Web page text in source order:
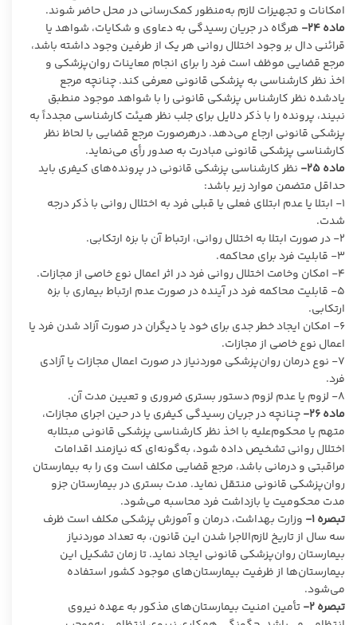
امکانات و تجهیزات لازم به‌منظور کمک‌رسانی در محل حاضر شوند.
ماده۲۴- هرگاه در جریان رسیدگی به دعاوی و شکایات، شواهد یا
قرائنی دال بر وجود اختلال روانی هر یک از طرفین وجود داشته باشد،
مرجع قضایی موظف است فرد را برای انجام معاینات روان‌پزشکی و
اخذ نظر کارشناسی به پزشکی قانونی معرفی کند. چنانچه مرجع
یادشده نظر کارشناس پزشکی قانونی را با شواهد موجود منطبق
نبیند، پرونده را با ذکر دلایل برای جلب نظر هیئت کارشناسی مجدداً به
پزشکی قانونی ارجاع می‌دهد. درهرصورت مرجع قضایی با لحاظ نظر
کارشناسی پزشکی قانونی مبادرت به صدور رأی می‌نماید.
ماده۲۵- نظر کارشناسی پزشکی قانونی در پرونده‌های کیفری باید
حداقل متضمن موارد زیر باشد:
۱- ابتلا یا عدم ابتلای فعلی یا قبلی فرد به اختلال روانی با ذکر درجه
شدت.
۲- در صورت ابتلا به اختلال روانی، ارتباط آن با بزه ارتکابی.
٣- قابلیت فرد برای محاکمه.
۴- امکان وخامت اختلال روانی فرد در اثر اعمال نوع خاصی از مجازات.
۵- قابلیت محاکمه فرد در آینده در صورت عدم ارتباط بیماری با بزه
ارتکابی.
۶- امکان ایجاد خطر جدی برای خود یا دیگران در صورت آزاد شدن فرد یا
اعمال نوع خاصی از مجازات.
۷- نوع درمان روان‌پزشکی موردنیاز در صورت اعمال مجازات یا آزادی
فرد.
۸- لزوم یا عدم لزوم دستور بستری ضروری و تعیین مدت آن.
ماده۲۶- چنانچه در جریان رسیدگی کیفری یا در حین اجرای مجازات،
متهم یا محکوم‌علیه با اخذ نظر کارشناسی پزشکی قانونی مبتلابه
اختلال روانی تشخیص داده شود، به‌گونه‌ای که نیازمند اقدامات
مراقبتی و درمانی باشد، مرجع قضایی مکلف است وی را به بیمارستان
روان‌پزشکی قانونی منتقل نماید. مدت بستری در بیمارستان جزو
مدت محکومیت یا بازداشت فرد محاسبه می‌شود.
تبصره۱- وزارت بهداشت، درمان و آموزش پزشکی مکلف است ظرف
سه سال از تاریخ لازم‌الاجرا شدن این قانون، به تعداد موردنیاز
بیمارستان روان‌پزشکی قانونی ایجاد نماید. تا زمان تشکیل این
بیمارستان‌ها از ظرفیت بیمارستان‌های موجود کشور استفاده
می‌شود.
تبصره۲- تأمین امنیت بیمارستان‌های مذکور به عهده نیروی